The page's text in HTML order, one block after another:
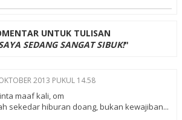
UNTUK TULISAN
SEDANG SANGAT SIBUK!"
2013 PUKUL 14.58
maaf kali, om
sekedar hiburan doang, bukan kewajiban...